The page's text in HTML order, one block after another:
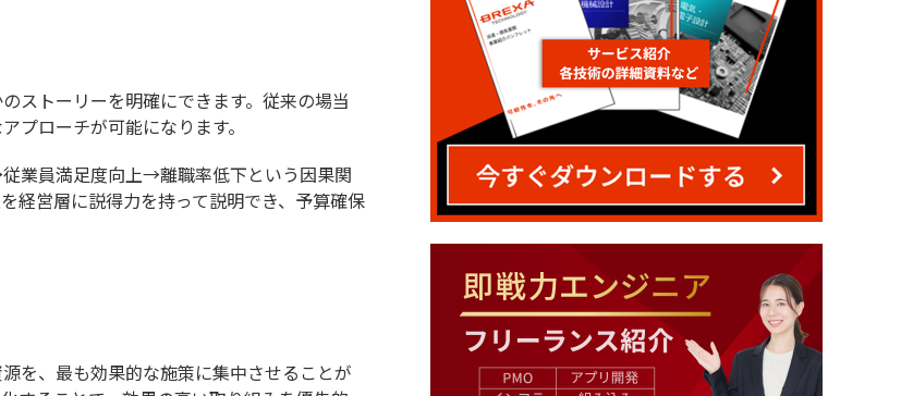
ストーリーを明確にできます。従来の場当
プローチが可能になります。
業員満足度向上→離職率低下という因果関
経営層に説得力を持って説明でき、予算確保
を、最も効果的な施策に集中させることが